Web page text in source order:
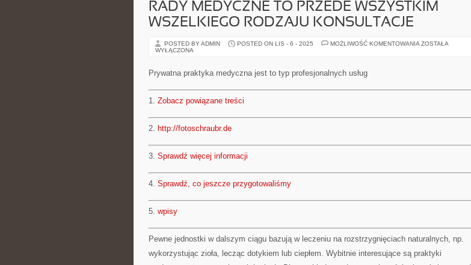
RADY MEDYCZNE TO PRZEDE WSZYSTKIM
WSZELKIEGO RODZAJU KONSULTACJE
POSTED BY ADMIN POSTED ON LIS - 6 - 2025 MOŻLIWOŚĆ KOMENTOWANIA RADY
KONSULTACJE
ZOSTAŁA
WYŁĄCZONA
Prywatna praktyka medyczna jest to typ profesjonalnych usług
1. Zobacz powiązane treści
2. http://fotoschraubr.de
3. Sprawdź więcej informacji
4. Sprawdź, co jeszcze przygotowaliśmy
5. wpisy
Pewne jednostki w dalszym ciągu bazują w leczeniu na rozstrzygnięciach naturalnych, np.
wykorzystując zioła, lecząc dotykiem lub ciepłem. Wybitnie interesujące są praktyki